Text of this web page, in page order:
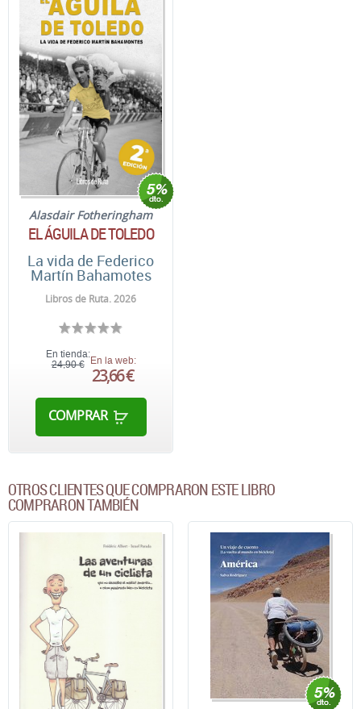
Alasdair Fotheringham
EL ÁGUILA DE TOLEDO
La vida de Federico
Martín Bahamotes
Libros de Ruta. 2026
En tienda:
24,90 € En la web:
23,66 €
COMPRAR
OTROS CLIENTES QUE COMPRARON ESTE LIBRO
COMPRARON TAMBIÉN